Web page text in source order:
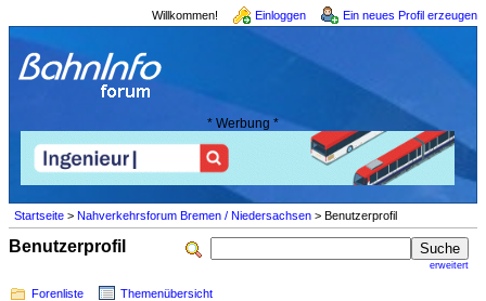
Willkommen! Einloggen Ein neues Profil erzeugen
* Werbung *
Startseite > Nahverkehrsforum Bremen / Niedersachsen > Benutzerprofil
erweitert
Benutzerprofil
Forenliste Themenübersicht